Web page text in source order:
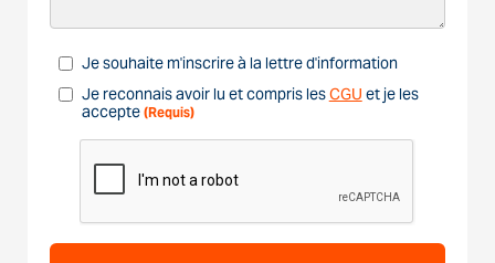
Je souhaite m'inscrire à la lettre d'information
Je reconnais avoir lu et compris lesCGU et je les
accepte (Requis)